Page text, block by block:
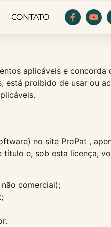
CONTATO
aplicáveis ​​e concorda
proibido de usar ou
no site ProPat ,
título e, sob esta licença,
comercial);